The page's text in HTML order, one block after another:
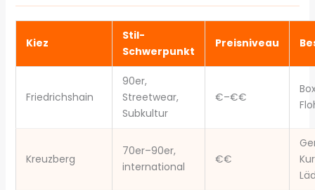
Kiez
Stil-
Schwerpunkt
Preisniveau
Friedrichshain
90er,
Streetwear,
Subkultur
€–€€
Kreuzberg
70er–90er,
international
€€